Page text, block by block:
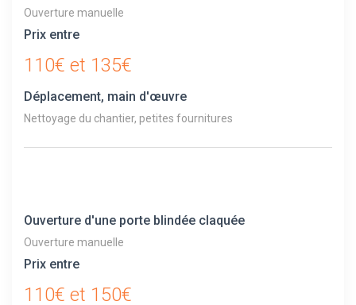
Ouverture manuelle
Prix entre
110€ et 135€
Déplacement, main d'œuvre
Nettoyage du chantier, petites fournitures
Ouverture d'une porte blindée claquée
Ouverture manuelle
Prix entre
110€ et 150€